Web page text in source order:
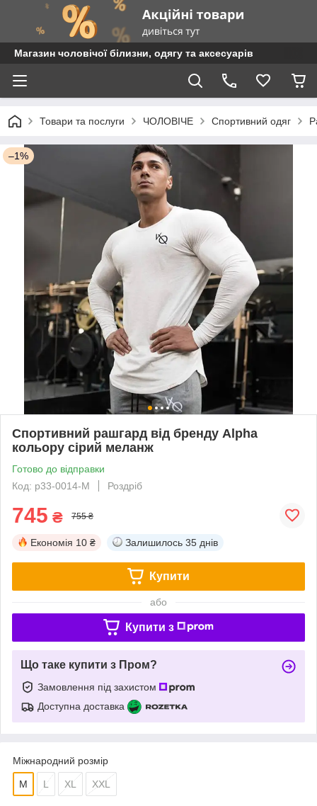
Магазин чоловічої білизни, одягу та аксесуарів
Товари та послуги ЧОЛОВІЧЕ Спортивний одяг
–1%
Спортивний рашгард від бренду Alpha
кольору сірий меланж
Готово до відправки
Код: p33-0014-M
Роздріб
745 ₴ 755 ₴
Економія 10 ₴ Залишилось 35 днів
Купити
або
Купити з
Що таке купити з Пром?
Замовлення під захистом
Доступна доставка
Міжнародний розмір
M L XL XXL